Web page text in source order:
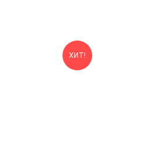
ХИТ!